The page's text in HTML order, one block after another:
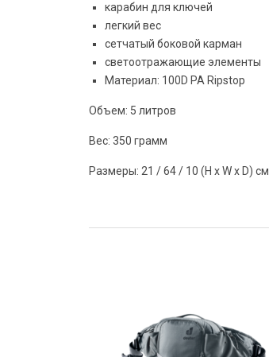
карабин для ключей
легкий вес
сетчатый боковой карман
светоотражающие элементы
Материал: 100D PA Ripstop
Объем: 5 литров
Вес: 350 грамм
Размеры: 21 / 64 / 10 (H x W x D) см